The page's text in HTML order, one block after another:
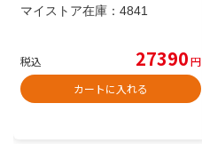
マイストア在庫： 4841
税込 27390円
カートに入れる